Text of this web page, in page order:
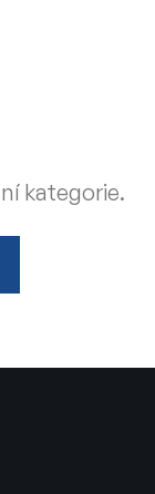
kategorie.